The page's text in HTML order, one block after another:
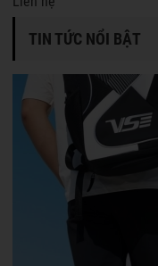
TIN TỨC NỔI BẬT